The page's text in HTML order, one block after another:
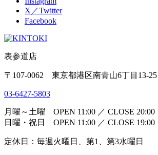
X／Twitter
Facebook
表参道店
〒107-0062 東京都港区南青山6丁目13-
03-6427-5803
月曜～土曜 OPEN 11:00 ／ CLOSE 20:00
日曜・祝日 OPEN 11:00 ／ CLOSE 19:00
定休日：毎週火曜日、第1、第3水曜日